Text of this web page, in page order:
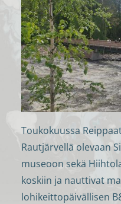
Toukokuussa
Rautjärvellä olevaan
museoon sekä
koskiin ja nauttivat
lohikeittopäivällisen